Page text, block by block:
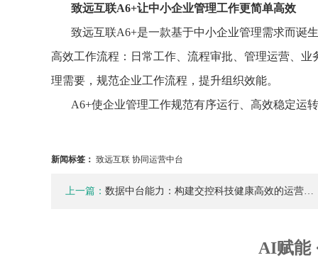
致远互联A6+让中小企业管理工作更简单高效
致远互联A6+是一款基于中小企业管理需求而诞
高效工作流程：日常工作、流程审批、管理运营、
理需要，规范企业工作流程，提升组织效能。
A6+使企业管理工作规范有序运行、高效稳定运
新闻标签： 致远互联 协同运营中台
上一篇： 数据中台能力：构建交控科技健康高效的运营…
AI赋能